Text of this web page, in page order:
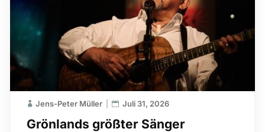
Grönlands größter Sänger
Jens-Peter Müller Juli 31, 2026